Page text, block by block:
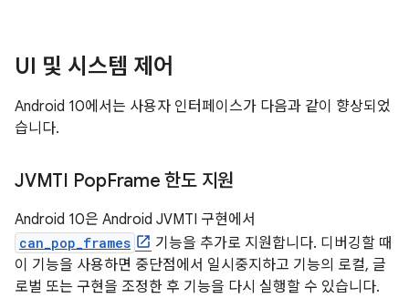
UI 및 시스템 제어
Android 10에서는 사용자 인터페이스가 다음과 같이 향상되었
습니다.
JVMTI PopFrame 한도 지원
Android 10은 Android JVMTI 구현에서
can_pop_frames
기능을 추가로 지원합니다. 디버깅할 때
이 기능을 사용하면 중단점에서 일시중지하고 기능의 로컬, 글
로벌 또는 구현을 조정한 후 기능을 다시 실행할 수 있습니다.